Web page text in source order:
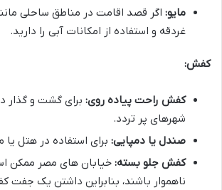
مایو: اگر قصد اقامت در مناطق ساحلی
غردقه و استفاده از امکانات آبی را دارید.
کفش:
کفش راحت پیاده روی: برای گشت و گذار
شهرهای پر تردد.
صندل یا دمپایی: برای استفاده در هتل
کفش جلو بسته: خیابان های مصر ممکن
ناهموار باشند، بنابراین داشتن یک جفت